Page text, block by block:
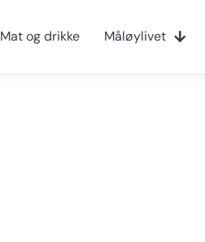
Mat og drikke Måløylivet